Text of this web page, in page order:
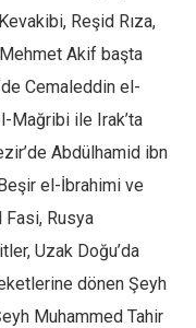
Reşid Rıza,
Akif başta
Cemaleddin el-
Mağribi ile Irak’ta
Abdülhamid ibn
el-İbrahimi ve
Fasi, Rusya
Uzak Doğu’da
dönen Şeyh
Muhammed Tahir